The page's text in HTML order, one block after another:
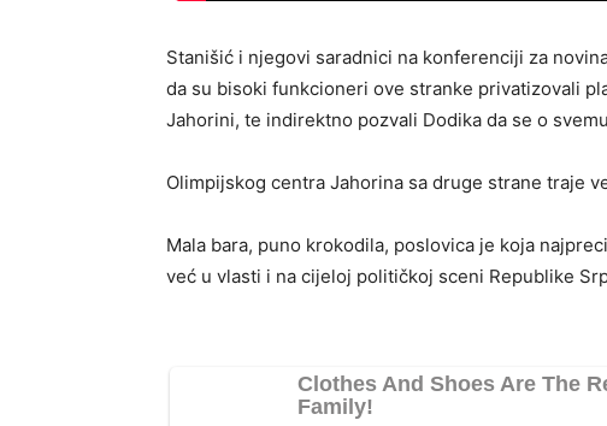
Stanišić i njegovi saradnici na konferenciji za
da su bisoki funkcioneri ove stranke privatizovali
Jahorini, te indirektno pozvali Dodika da se o
Olimpijskog centra Jahorina sa druge strane traje
Mala bara, puno krokodila, poslovica je koja
već u vlasti i na cijeloj političkoj sceni Republike